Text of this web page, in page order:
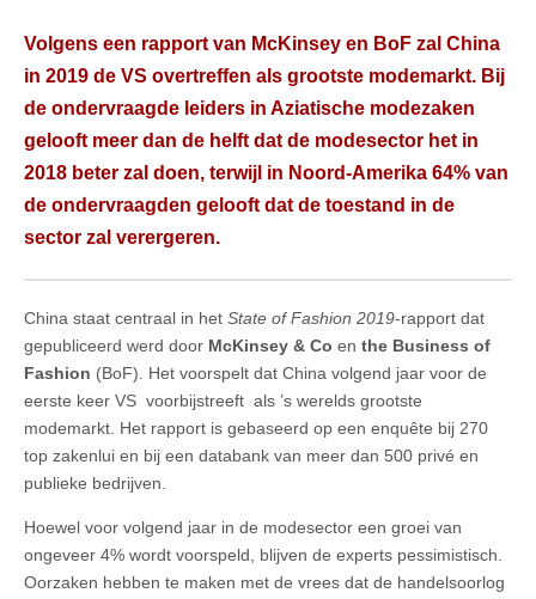
Volgens een rapport van McKinsey en BoF zal China
in 2019 de VS overtreffen als grootste modemarkt. Bij
de ondervraagde leiders in Aziatische modezaken
gelooft meer dan de helft dat de modesector het in
2018 beter zal doen, terwijl in Noord-Amerika 64% van
de ondervraagden gelooft dat de toestand in de
sector zal verergeren.
China staat centraal in het State of Fashion 2019-rapport dat
gepubliceerd werd door McKinsey & Co en the Business of
Fashion (BoF). Het voorspelt dat China volgend jaar voor de
eerste keer VS voorbijstreeft als ’s werelds grootste
modemarkt. Het rapport is gebaseerd op een enquête bij 270
top zakenlui en bij een databank van meer dan 500 privé en
publieke bedrijven.
Hoewel voor volgend jaar in de modesector een groei van
ongeveer 4% wordt voorspeld, blijven de experts pessimistisch.
Oorzaken hebben te maken met de vrees dat de handelsoorlog